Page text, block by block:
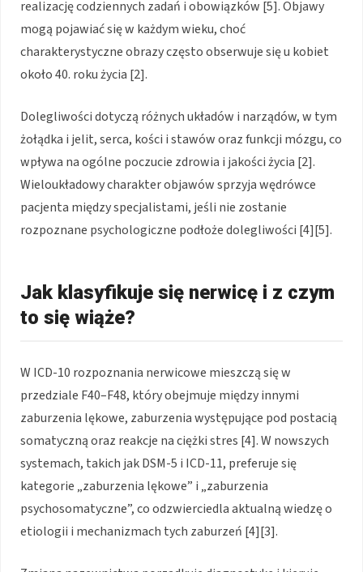
realizację codziennych zadań i obowiązków [5]. Objawy
mogą pojawiać się w każdym wieku, choć
charakterystyczne obrazy często obserwuje się u kobiet
około 40. roku życia [2].
Dolegliwości dotyczą różnych układów i narządów, w tym
żołądka i jelit, serca, kości i stawów oraz funkcji mózgu, co
wpływa na ogólne poczucie zdrowia i jakości życia [2].
Wieloukładowy charakter objawów sprzyja wędrówce
pacjenta między specjalistami, jeśli nie zostanie
rozpoznane psychologiczne podłoże dolegliwości [4][5].
Jak klasyfikuje się nerwicę i z czym
to się wiąże?
W ICD-10 rozpoznania nerwicowe mieszczą się w
przedziale F40–F48, który obejmuje między innymi
zaburzenia lękowe, zaburzenia występujące pod postacią
somatyczną oraz reakcje na ciężki stres [4]. W nowszych
systemach, takich jak DSM-5 i ICD-11, preferuje się
kategorie „zaburzenia lękowe” i „zaburzenia
psychosomatyczne”, co odzwierciedla aktualną wiedzę o
etiologii i mechanizmach tych zaburzeń [4][3].